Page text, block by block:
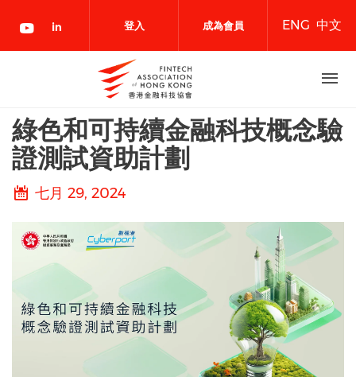
登入 成為會員 ENG 中文
綠色和可持續金融科技概念驗
證測試資助計劃
七月 29, 2024